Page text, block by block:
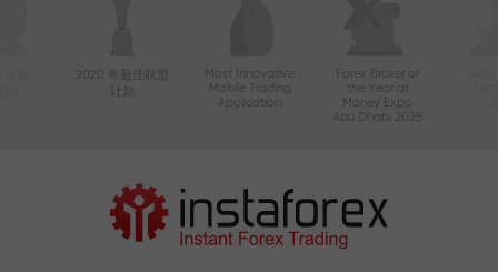
2020 年最佳联盟
Most Innovative
Mobile Trading
Application
Forex Broker of
the Year at
Money Expo
Abu Dhabi 2025